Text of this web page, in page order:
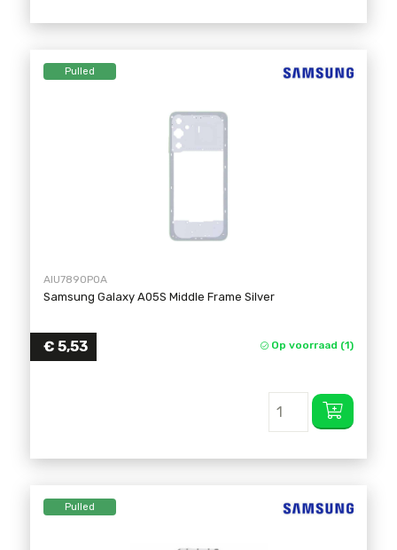
Pulled
AIU7890POA
Samsung Galaxy A05S Middle Frame Silver
€ 5,53 Op voorraad (1)
Pulled